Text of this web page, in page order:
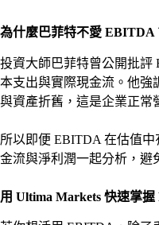
為什麼巴菲特不愛 EBITDA
投資大師巴菲特曾公開批評
本支出與實際現金流。他強
與資產折舊，這是企業正常
所以即便 EBITDA 在估值
金流與淨利潤一起分析，避
用 Ultima Markets 快速掌